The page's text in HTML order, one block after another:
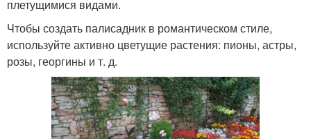
плетущимися видами.
Чтобы создать палисадник в романтическом стиле,
используйте активно цветущие растения: пионы, астры,
розы, георгины и т. д.